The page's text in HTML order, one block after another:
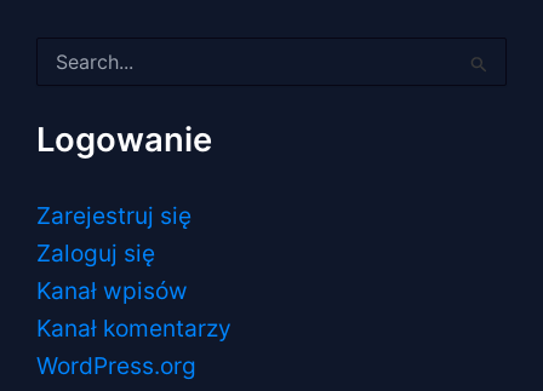
dla:
Logowanie
Zarejestruj się
Zaloguj się
Kanał wpisów
Kanał komentarzy
WordPress.org